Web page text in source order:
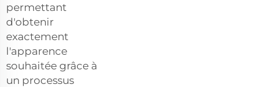
permettant
d'obtenir
exactement
l'apparence
souhaitée grâce à
un processus